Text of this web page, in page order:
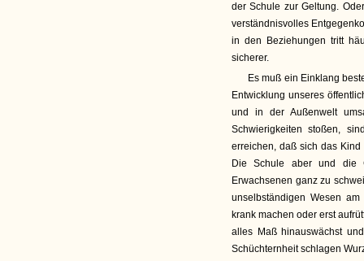
der Schule zur Geltung.
verständnisvolles
in den Beziehungen tritt
sicherer.
Es muß ein Einklang
Entwicklung unseres
und in der Außenwelt
Schwierigkeiten stoßen,
erreichen, daß sich das
Die Schule aber und die
Erwachsenen ganz zu
unselbständigen Wesen
krank machen oder erst
alles Maß hinauswächst
Schüchternheit schlagen